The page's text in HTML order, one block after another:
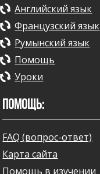
Английский язык
Французский язык
Румынский язык
Помощь
Уроки
ПОМОЩЬ:
FAQ (вопрос-ответ)
Карта сайта
Помощь в изучении